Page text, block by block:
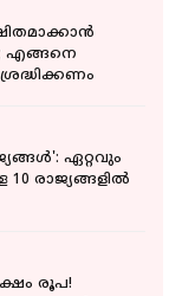
എങ്ങനെ
ഏറ്റവും
രാജ്യങ്ങളിൽ
രൂപ!